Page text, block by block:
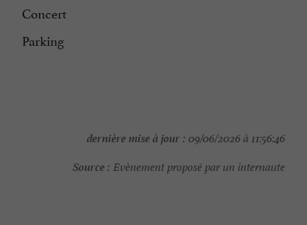
Concert
Parking
dernière mise à jour : 09/06/2026 à 11:56:46
Source : Evènement proposé par un internaute